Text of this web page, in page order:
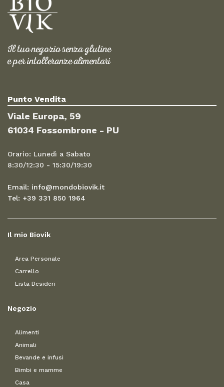
Il tuo negozio senza glutine
e per intolleranze alimentari
Punto Vendita
Viale Europa, 59
61034 Fossombrone - PU
Orario: Lunedì a Sabato
8:30/12:30 - 15:30/19:30
Email: info@mondobiovik.it
Tel: +39 331 850 1964
Il mio Biovik
Area Personale
Carrello
Lista Desideri
Negozio
Alimenti
Animali
Bevande e infusi
Bimbi e mamme
Casa